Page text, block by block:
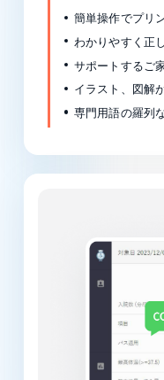
簡単操作でプリ
わかりやすく正
サポートするご
イラスト、図解
専門用語の羅列